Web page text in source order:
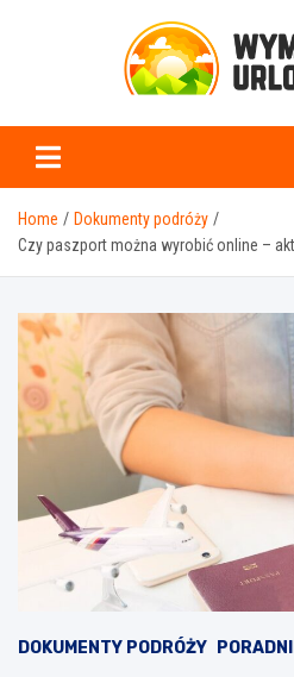
Home
Dokumenty podróży
Czy paszport można wyrobić online –
DOKUMENTY PODRÓŻY